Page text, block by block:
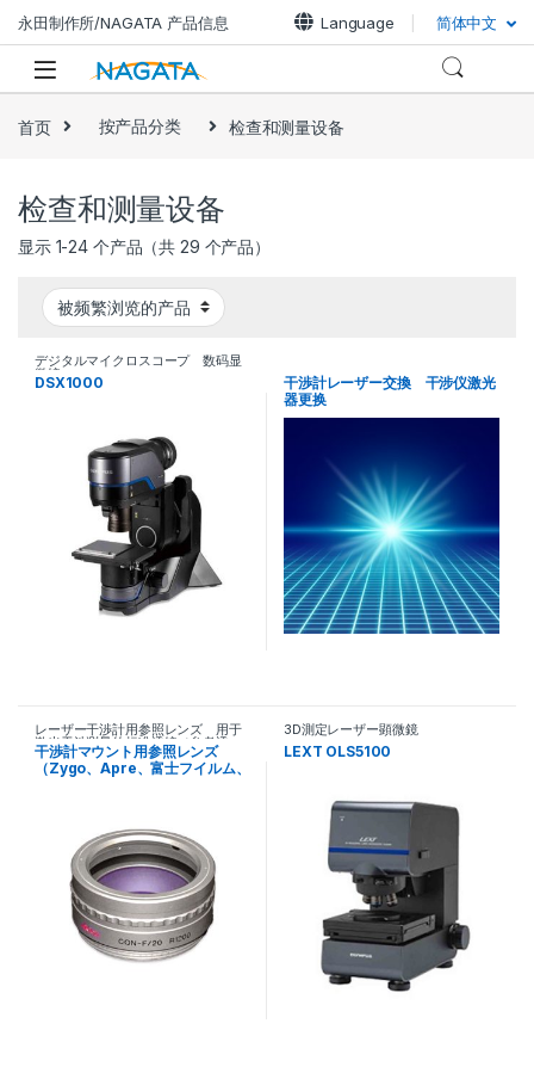
Skip to navigation
Skip to content
永田制作所/NAGATA 产品信息 Language 简体中文
首页 按产品分类 检查和测量设备
检查和测量设备
显示 1-24 个产品（共 29 个产品）
デジタルマイクロスコープ 数码显
微镜
DSX1000
干渉計レーザー交換 干涉仪激光
器更换
レーザー干渉計用参照レンズ 用于
激光干涉测量的标准透镜（参考透
镜）
干渉計マウント用参照レンズ
（Zygo、Apre、富士フイルム、
3D測定レーザー顕微鏡
LEXT OLS5100